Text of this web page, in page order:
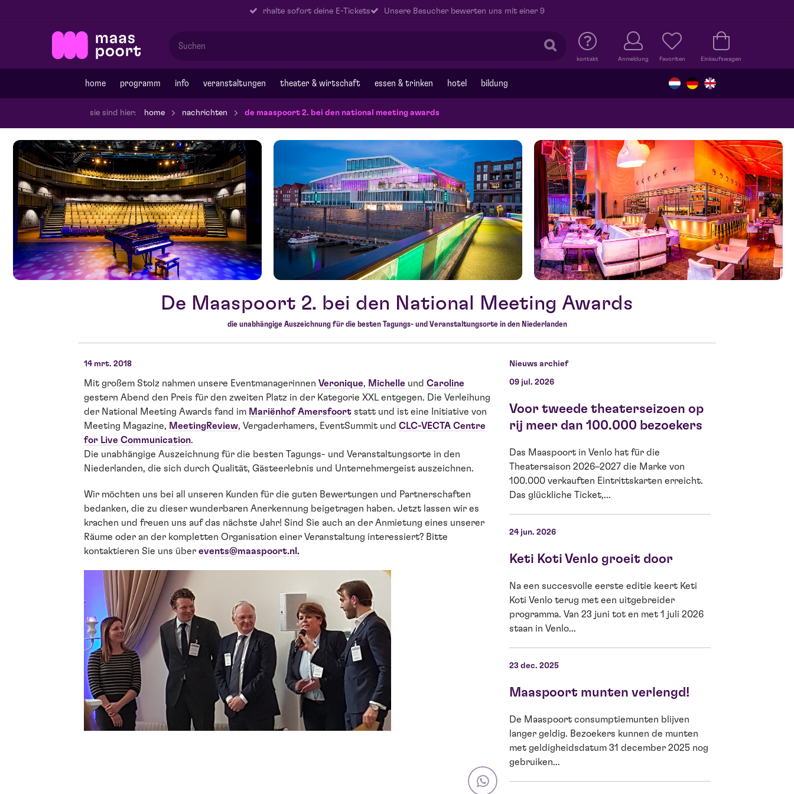
rhalte sofort deine E-Tickets Unsere Besucher bewerten uns mit einer 9
kontakt Anmeldung Favoriten Einkaufswagen
home programm info veranstaltungen theater & wirtschaft essen & trinken hotel bildung
sie sind hier: home nachrichten de maaspoort 2. bei den national meeting awards
De Maaspoort 2. bei den National Meeting Awards
die unabhängige Auszeichnung für die besten Tagungs- und Veranstaltungsorte in den Niederlanden
14 mrt. 2018
Mit großem Stolz nahmen unsere Eventmanagerinnen Veronique, Michelle und Caroline
gestern Abend den Preis für den zweiten Platz in der Kategorie XXL entgegen. Die Verleihung
der National Meeting Awards fand im Mariënhof Amersfoort statt und ist eine Initiative von
Meeting Magazine, MeetingReview, Vergaderhamers, EventSummit und CLC-VECTA Centre
for Live Communication.
Die unabhängige Auszeichnung für die besten Tagungs- und Veranstaltungsorte in den
Niederlanden, die sich durch Qualität, Gästeerlebnis und Unternehmergeist auszeichnen.
Wir möchten uns bei all unseren Kunden für die guten Bewertungen und Partnerschaften
bedanken, die zu dieser wunderbaren Anerkennung beigetragen haben. Jetzt lassen wir es
krachen und freuen uns auf das nächste Jahr! Sind Sie auch an der Anmietung eines unserer
Räume oder an der kompletten Organisation einer Veranstaltung interessiert? Bitte
kontaktieren Sie uns über events@maaspoort.nl.
Nieuws archief
09 jul. 2026
Voor tweede theaterseizoen op
rij meer dan 100.000 bezoekers
Das Maaspoort in Venlo hat für die
Theatersaison 2026–2027 die Marke von
100.000 verkauften Eintrittskarten erreicht.
Das glückliche Ticket,...
24 jun. 2026
Keti Koti Venlo groeit door
Na een succesvolle eerste editie keert Keti
Koti Venlo terug met een uitgebreider
programma. Van 23 juni tot en met 1 juli 2026
staan in Venlo...
23 dec. 2025
Maaspoort munten verlengd!
De Maaspoort consumptiemunten blijven
langer geldig. Bezoekers kunnen de munten
met geldigheidsdatum 31 december 2025 nog
gebruiken...